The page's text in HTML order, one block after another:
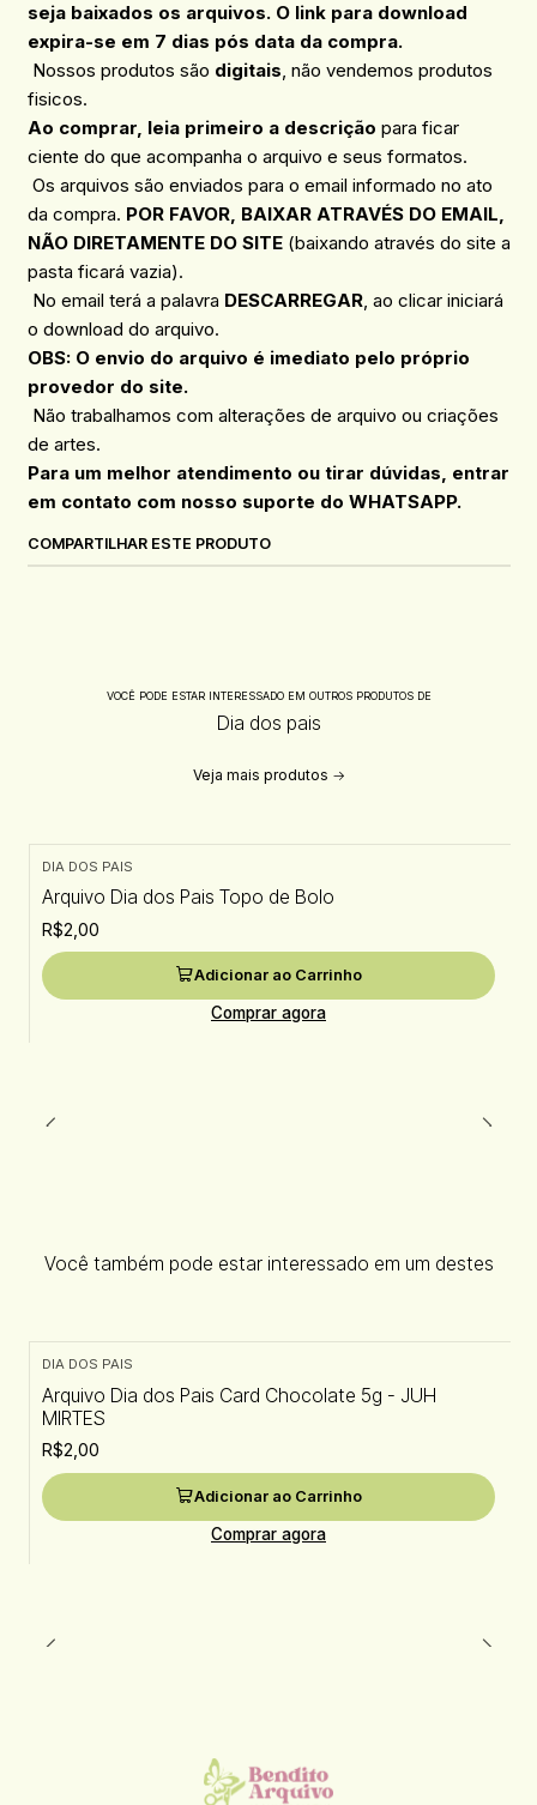
seja baixados os arquivos. O link para download
expira-se em 7 dias pós data da compra.
Nossos produtos são digitais, não vendemos produtos
fisicos.
Ao comprar, leia primeiro a descrição para ficar
ciente do que acompanha o arquivo e seus formatos.
Os arquivos são enviados para o email informado no ato
da compra. POR FAVOR, BAIXAR ATRAVÉS DO EMAIL,
NÃO DIRETAMENTE DO SITE(baixando através do site a
pasta ficará vazia).
No email terá a palavra DESCARREGAR, ao clicar iniciará
o download do arquivo.
OBS: O envio do arquivo é imediato pelo próprio
provedor do site.
Não trabalhamos com alterações de arquivo ou criações
de artes.
Para um melhor atendimento ou tirar dúvidas, entrar
em contato com nosso suporte do WHATSAPP.
COMPARTILHAR ESTE PRODUTO
VOCÊ PODE ESTAR INTERESSADO EM OUTROS PRODUTOS DE
Dia dos pais
Veja mais produtos
DIA DOS PAIS
Arquivo Dia dos Pais Topo de Bolo
R$2,00
Adicionar ao Carrinho
Comprar agora
Você também pode estar interessado em um destes
DIA DOS PAIS
Arquivo Dia dos Pais Card Chocolate 5g - JUH
MIRTES
R$2,00
Adicionar ao Carrinho
Comprar agora